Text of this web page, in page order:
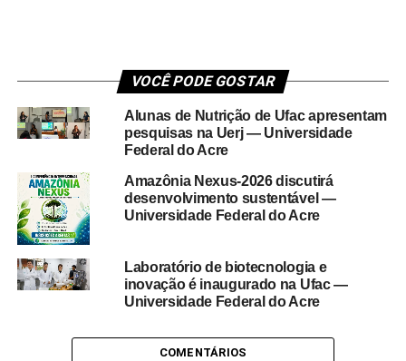
VOCÊ PODE GOSTAR
Alunas de Nutrição de Ufac apresentam
pesquisas na Uerj — Universidade
Federal do Acre
Amazônia Nexus-2026 discutirá
desenvolvimento sustentável —
Universidade Federal do Acre
Laboratório de biotecnologia e
inovação é inaugurado na Ufac —
Universidade Federal do Acre
COMENTÁRIOS